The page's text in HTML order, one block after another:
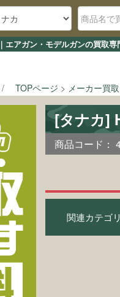
アガン・モデルガンの買取
TOPページ メーカー買
[タナカ]
商品コード：
関連カテゴリ